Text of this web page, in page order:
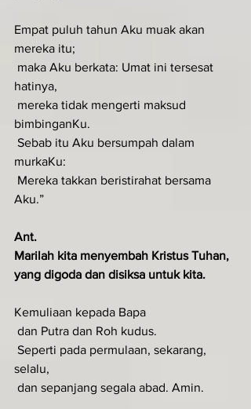
Empat puluh tahun Aku muak akan
mereka itu;
hatinya,
bimbinganKu.
murkaKu:
Aku.”
Ant.
Marilah kita menyembah Kristus Tuhan,
yang digoda dan disiksa untuk kita.
Kemuliaan kepada Bapa
dan Putra dan Roh kudus.
selalu,
dan sepanjang segala abad. Amin.